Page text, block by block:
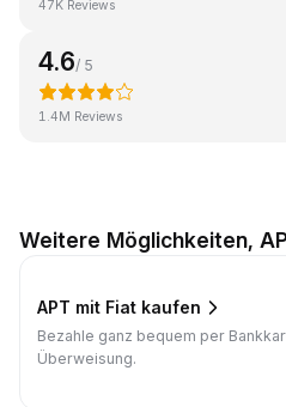
47K Reviews
4.6/ 5
1.4M Reviews
Weitere Möglichkeiten,
APT mit Fiat kaufen
Bezahle ganz bequem per
Überweisung.